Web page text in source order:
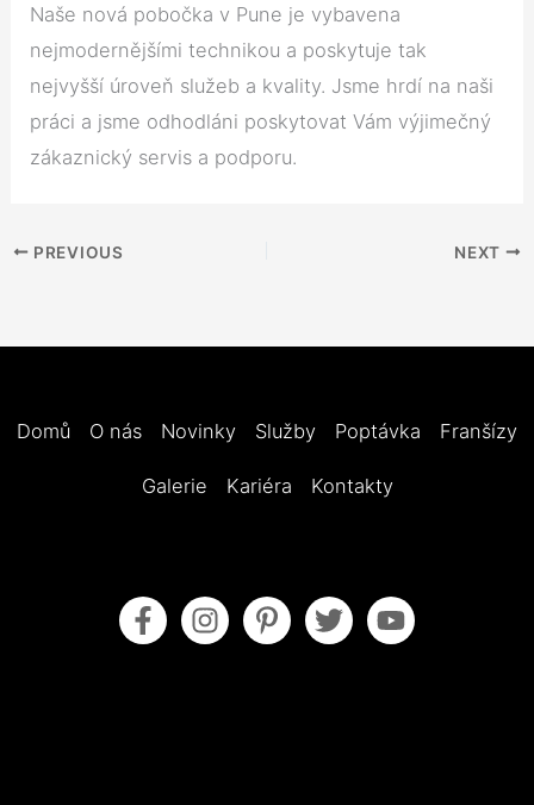
Naše nová pobočka v Pune je vybavena
nejmodernějšími technikou a poskytuje tak
nejvyšší úroveň služeb a kvality. Jsme hrdí na naši
práci a jsme odhodláni poskytovat Vám výjimečný
zákaznický servis a podporu.
PREVIOUS NEXT
Domů O nás Novinky Služby Poptávka Franšízy
Galerie Kariéra Kontakty